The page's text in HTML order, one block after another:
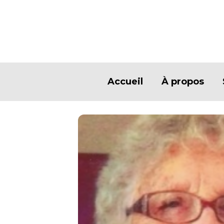
Accueil À propos